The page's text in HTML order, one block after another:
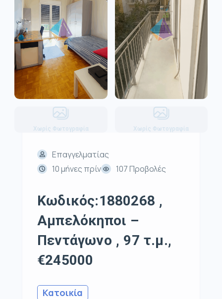
Χωρίς Φωτογραφία Χωρίς Φωτογραφία
Επαγγελματίας
10 μήνες πρίν
107 Προβολές
Κωδικός:1880268 ,
Αμπελόκηποι –
Πεντάγωνο , 97 τ.μ.,
€245000
Κατοικία